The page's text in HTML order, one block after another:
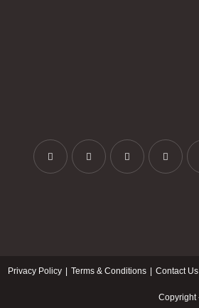
Contact Us
Terms & Conditions
Privacy Policy